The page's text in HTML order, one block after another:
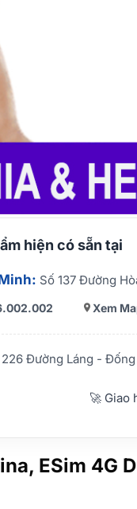
hiện có sẵn tại
Số 137 Đường
Xem
226 Đường Láng - Đống
🚀 Giao
ESim 4G